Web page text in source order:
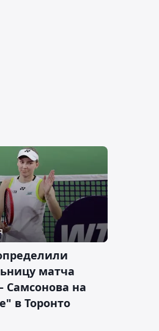
матча
Самсонова на
в Торонто